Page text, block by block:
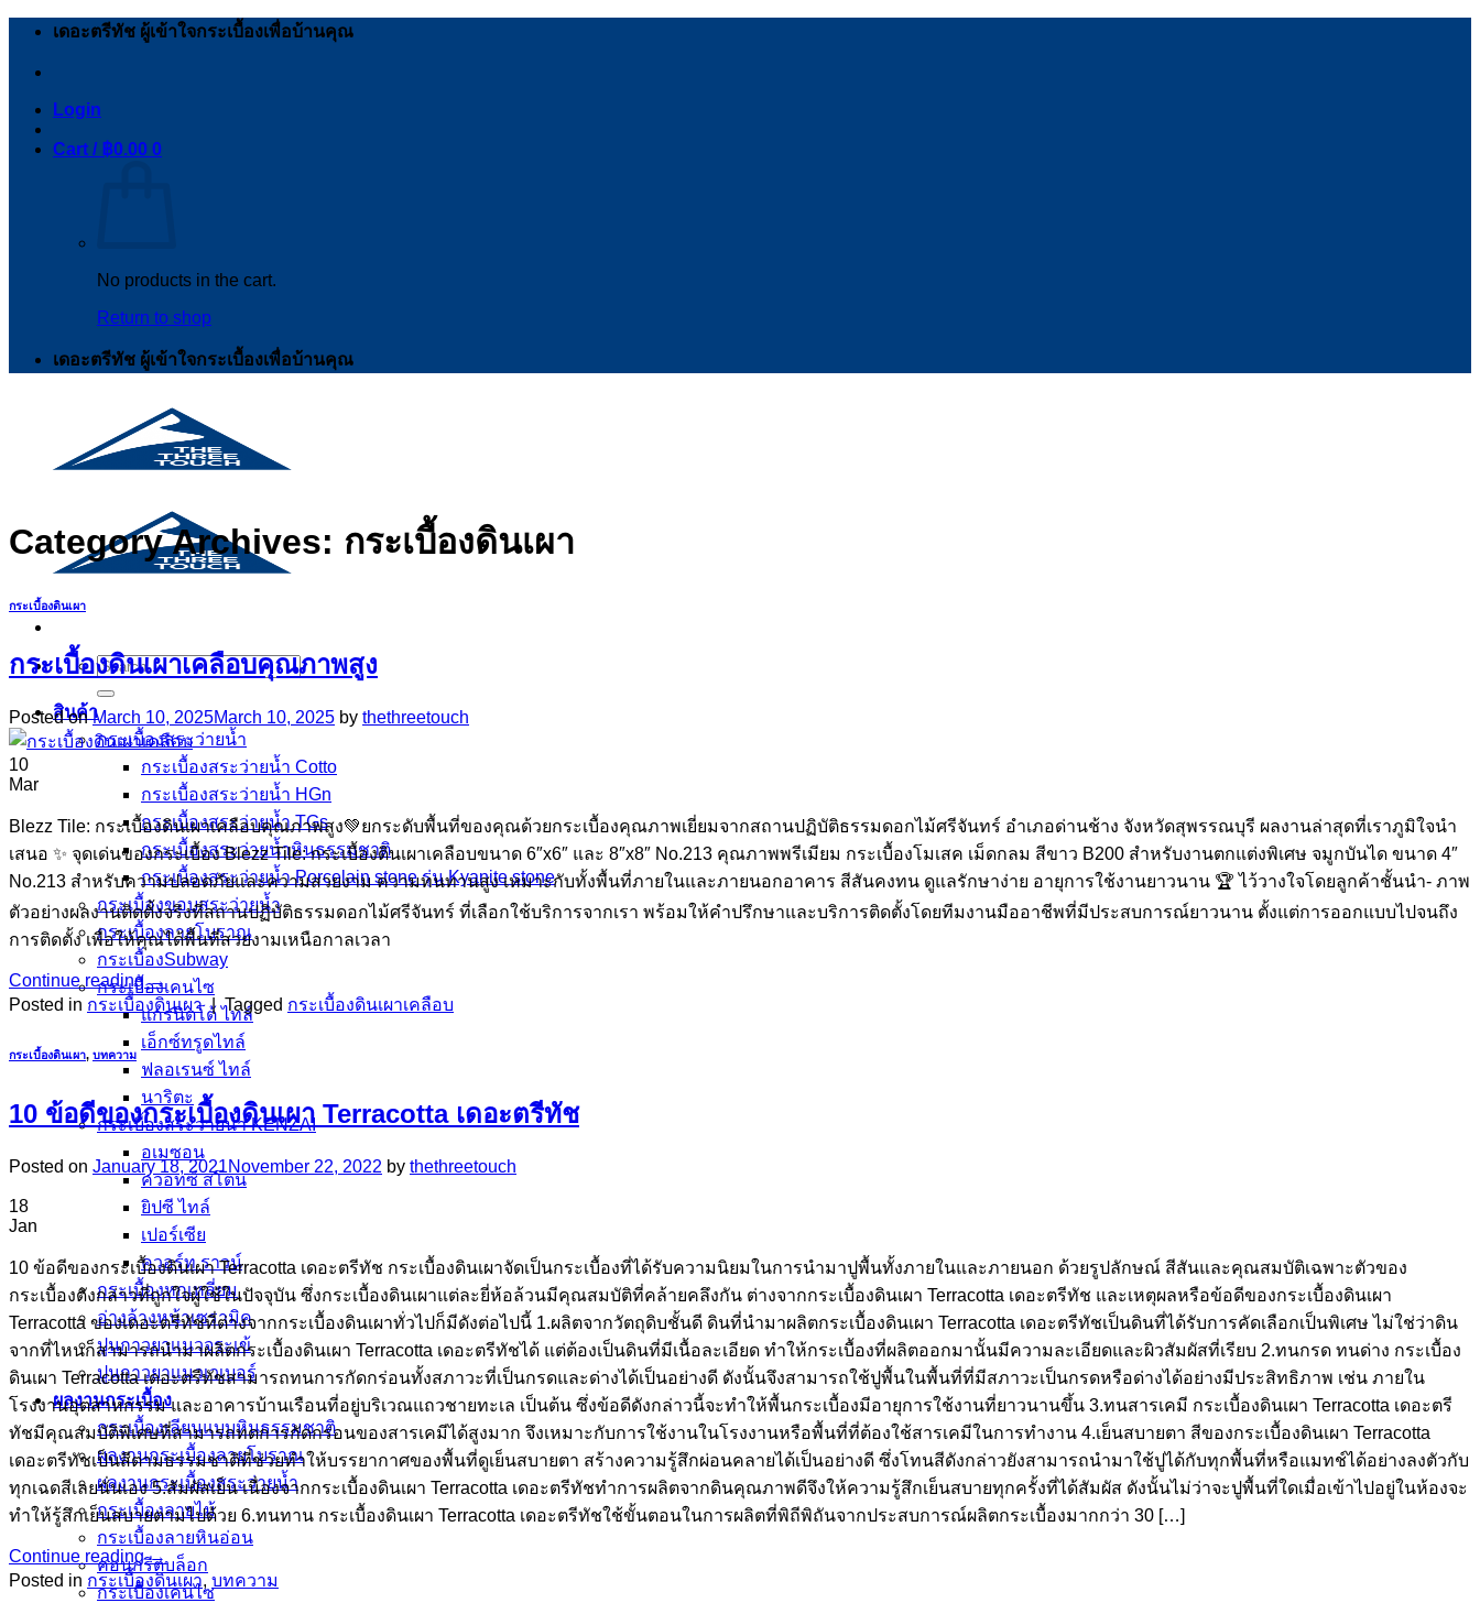
Skip
เดอะตรีทัช ผู้เข้าใจกระเบื้องเพื่อบ้านคุณ
Login
Cart / ฿0.00 0
No products in the cart.
Return to shop
เดอะตรีทัช ผู้เข้าใจกระเบื้องเพื่อบ้านคุณ
Search
for:
สินค้า
กระเบื้องสระว่ายนํ้า
กระเบื้องสระว่ายน้ำ Cotto
กระเบื้องสระว่ายน้ำ HGn
กระเบื้องสระว่ายน้ำ TGs
กระเบื้องสระว่ายน้ำหินธรรมชาติ
กระเบื้องสระว่ายนํ้า Porcelain stone รุ่น Kyanite stone
กระเบื้องขอบสระว่ายน้ำ
กระเบื้องลายโบราณ
กระเบื้องSubway
กระเบื้องเคนไซ
แกรนิตโต้ ไทล์
เอ็กซ์ทรูดไทล์
ฟลอเรนซ์ ไทล์
นาริตะ
กระเบื้องสระว่ายน้ำ KENZAI
อเมซอน
ควอทซ์ สโตน
ยิปซี ไทล์
เปอร์เซีย
ควอร์ท ราวน์
กระเบื้องหกเหลี่ยม
อ่างล้างหน้าเซรามิค
ปูนกาวยาเเนวจระเข้
ปูนกาวยาเเนวเวเบอร์
ผลงานกระเบื้อง
กระเบื้องเลียนแบบหินธรรมชาติ
ผลงานกระเบื้องลายโบราณ
ผลงานกระเบื้องสระว่ายนํ้า
กระเบื้องลายไม้
กระเบื้องลายหินอ่อน
คอนกรีตบล็อก
กระเบื้องเคนไซ
Category Archives: กระเบื้องดินเผา
กระเบื้องดินเผา
กระเบื้องดินเผาเคลือบคุณภาพสูง
Posted onMarch 10, 2025March 10, 2025 by thethreetouch
10
Mar
Blezz Tile: กระเบื้องดินเผาเคลือบคุณภาพสูง💚ยกระดับพื้นที่ของคุณด้วยกระเบื้องคุณภาพเยี่ยมจากสถานปฏิบัติธรรมดอกไม้ศรีจันทร์ อำเภอด่านช้าง จังหวัดสุพรรณบุรี ผลงานล่าสุดที่เราภูมิใจนำ
เสนอ ✨ จุดเด่นของกระเบื้อง Blezz Tile: กระเบื้องดินเผาเคลือบขนาด 6″x6″ และ 8″x8″ No.213 คุณภาพพรีเมียม กระเบื้องโมเสค เม็ดกลม สีขาว B200 สำหรับงานตกแต่งพิเศษ จมูกบันได ขนาด 4″
No.213 สำหรับความปลอดภัยและความสวยงาม ความทนทานสูง เหมาะกับทั้งพื้นที่ภายในและภายนอกอาคาร สีสันคงทน ดูแลรักษาง่าย อายุการใช้งานยาวนาน 🏆 ไว้วางใจโดยลูกค้าชั้นนำ- ภาพ
ตัวอย่างผลงานติดตั้งจริงที่สถานปฏิบัติธรรมดอกไม้ศรีจันทร์ ที่เลือกใช้บริการจากเรา พร้อมให้คำปรึกษาและบริการติดตั้งโดยทีมงานมืออาชีพที่มีประสบการณ์ยาวนาน ตั้งแต่การออกแบบไปจนถึง
การติดตั้ง เพื่อให้คุณได้พื้นที่สวยงามเหนือกาลเวลา
Continue reading→
Posted in กระเบื้องดินเผา | Tagged กระเบื้องดินเผาเคลือบ
กระเบื้องดินเผา, บทความ
10 ข้อดีของกระเบื้องดินเผา Terracotta เดอะตรีทัช
Posted on January 18, 2021November 22, 2022 by thethreetouch
18
Jan
10 ข้อดีของกระเบื้องดินเผา Terracotta เดอะตรีทัช กระเบื้องดินเผาจัดเป็นกระเบื้องที่ได้รับความนิยมในการนำมาปูพื้นทั้งภายในและภายนอก ด้วยรูปลักษณ์ สีสันและคุณสมบัติเฉพาะตัวของ
กระเบื้องดังกล่าวที่ถูกใจผู้ใช้ในปัจจุบัน ซึ่งกระเบื้องดินเผาแต่ละยี่ห้อล้วนมีคุณสมบัติที่คล้ายคลึงกัน ต่างจากกระเบื้องดินเผา Terracotta เดอะตรีทัช และเหตุผลหรือข้อดีของกระเบื้องดินเผา
Terracotta ของเดอะตรีทัชที่ต่างจากกระเบื้องดินเผาทั่วไปก็มีดังต่อไปนี้ 1.ผลิตจากวัตถุดิบชั้นดี ดินที่นำมาผลิตกระเบื้องดินเผา Terracotta เดอะตรีทัชเป็นดินที่ได้รับการคัดเลือกเป็นพิเศษ ไม่ใช่ว่าดิน
จากที่ไหนก็สามารถนำมาผลิตกระเบื้องดินเผา Terracotta เดอะตรีทัชได้ แต่ต้องเป็นดินที่มีเนื้อละเอียด ทำให้กระเบื้องที่ผลิตออกมานั้นมีความละเอียดและผิวสัมผัสที่เรียบ 2.ทนกรด ทนด่าง กระเบื้อง
ดินเผา Terracotta เดอะตรีทัชสามารถทนการกัดกร่อนทั้งสภาวะที่เป็นกรดและด่างได้เป็นอย่างดี ดังนั้นจึงสามารถใช้ปูพื้นในพื้นที่ที่มีสภาวะเป็นกรดหรือด่างได้อย่างมีประสิทธิภาพ เช่น ภายใน
โรงงานอุตสาหกรรม และอาคารบ้านเรือนที่อยู่บริเวณแถวชายทะเล เป็นต้น ซึ่งข้อดีดังกล่าวนี้จะทำให้พื้นกระเบื้องมีอายุการใช้งานที่ยาวนานขึ้น 3.ทนสารเคมี กระเบื้องดินเผา Terracotta เดอะตรี
ทัชมีคุณสมบัติพิเศษที่สามารถทดการกัดกร่อนของสารเคมีได้สูงมาก จึงเหมาะกับการใช้งานในโรงงานหรือพื้นที่ที่ต้องใช้สารเคมีในการทำงาน 4.เย็นสบายตา สีของกระเบื้องดินเผา Terracotta
เดอะตรีทัชเป็นสีตามธรรมชาติที่ช่วยทำให้บรรยากาศของพื้นที่ดูเย็นสบายตา สร้างความรู้สึกผ่อนคลายได้เป็นอย่างดี ซึ่งโทนสีดังกล่าวยังสามารถนำมาใช้ปูได้กับทุกพื้นที่หรือแมทช์ได้อย่างลงตัวกับ
ทุกเฉดสีเลยนั่นเอง 5.สัมผัสเย็น เนื่องจากกระเบื้องดินเผา Terracotta เดอะตรีทัชทำการผลิตจากดินคุณภาพดีจึงให้ความรู้สึกเย็นสบายทุกครั้งที่ได้สัมผัส ดังนั้นไม่ว่าจะปูพื้นที่ใดเมื่อเข้าไปอยู่ในห้องจะ
ทำให้รู้สึกเย็นสบายตามไปด้วย 6.ทนทาน กระเบื้องดินเผา Terracotta เดอะตรีทัชใช้ขั้นตอนในการผลิตที่พิถีพิถันจากประสบการณ์ผลิตกระเบื้องมากกว่า 30 […]
Continue reading→
Posted in กระเบื้องดินเผา, บทความ